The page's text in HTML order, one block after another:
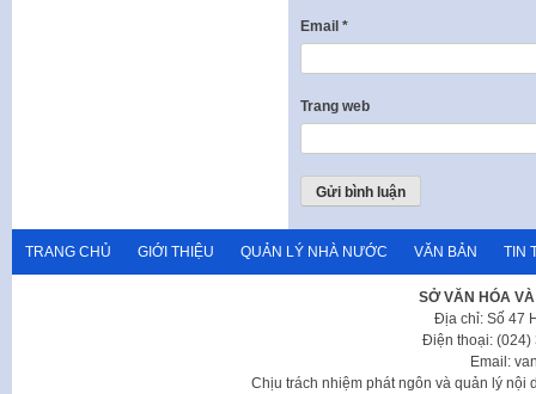
Email *
Trang web
TRANG CHỦ GIỚI THIỆU QUẢN LÝ NHÀ NƯỚC VĂN BẢN TIN
SỞ VĂN HÓA
Địa chỉ: Số 47
Điện thoại: (024)
Email:
Chịu trách nhiệm phát ngôn và quản lý nội